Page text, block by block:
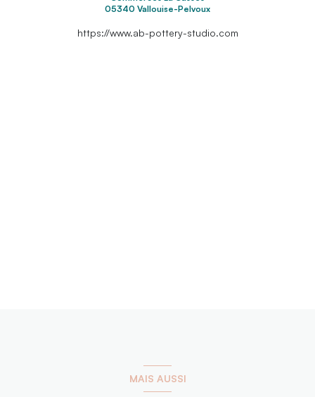
05340 Vallouise-Pelvoux
https://www.ab-pottery-studio.com
MAIS AUSSI